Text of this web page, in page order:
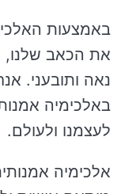
באמצעות
את הכאב שלנו,
נאה ותובעני.
באלכימיה
לעצמנו ולעולם.
אלכימיה